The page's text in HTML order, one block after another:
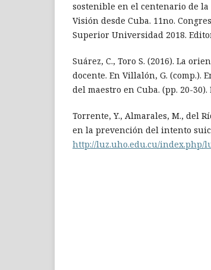
sostenible en el centenario de
Visión desde Cuba. 11no.
Superior Universidad 2018.
Suárez, C., Toro S. (2016). La
docente. En Villalón, G. (comp.).
del maestro en Cuba. (pp. 20-30).
Torrente, Y., Almarales, M., del
en la prevención del intento
http://luz.uho.edu.cu/index.php/